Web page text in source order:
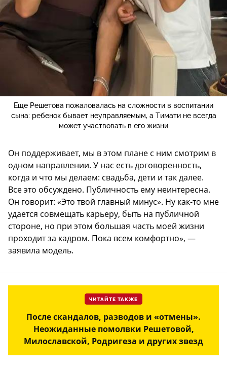
Еще Решетова пожаловалась на сложности в воспитании
сына: ребенок бывает неуправляемым, а Тимати не всегда
может участвовать в его жизни
Он поддерживает, мы в этом плане с ним смотрим в
одном направлении. У нас есть договоренность,
когда и что мы делаем: свадьба, дети и так далее.
Все это обсуждено. Публичность ему неинтересна.
Он говорит: «Это твой главный минус». Ну как-то мне
удается совмещать карьеру, быть на публичной
стороне, но при этом большая часть моей жизни
проходит за кадром. Пока всем комфортно», —
заявила модель.
ЧИТАЙТЕ ТАКЖЕ
После скандалов, разводов и «отмены».
Неожиданные помолвки Решетовой,
Милославской, Родригеза и других звезд